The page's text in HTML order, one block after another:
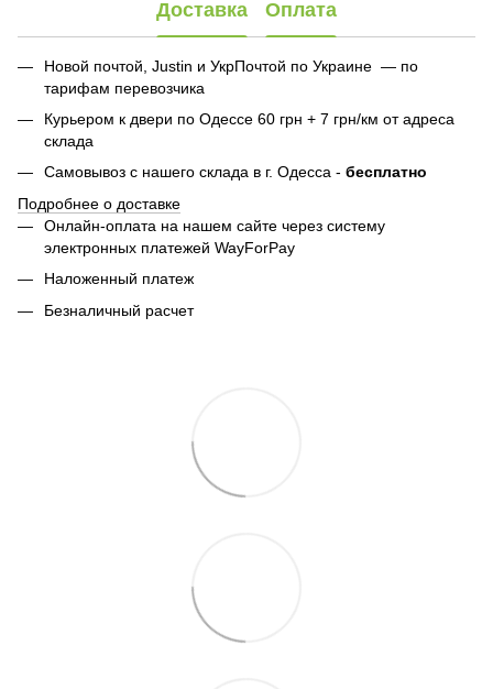
Доставка Оплата
Новой почтой, Justin и УкрПочтой по Украине — по
тарифам перевозчика
Курьером к двери по Одессе 60 грн + 7 грн/км от адреса
склада
Самовывоз с нашего склада в г. Одесса - бесплатно
Подробнее о доставке
Онлайн-оплата на нашем сайте через систему
электронных платежей WayForPay
Наложенный платеж
Безналичный расчет